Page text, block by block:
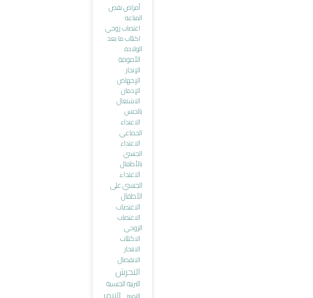
أمراض نقص
المناعة
اغتصاب زوجي
اكتئاب ما بعد
الولادة
الأمومة
الإتجار
الإجهاض
الإدمان
الاشتغال
بالجنس
الاعتداء
الجماعي
الاعتداء
الجنسي
بالأطفال
الاعتداء
الجنسي على
الأطفال
الاغتصاب
الاغتصاب
الزوجي
الاكتئاب
الانتحار
الانفصال
التحرش
التربية الجنسية